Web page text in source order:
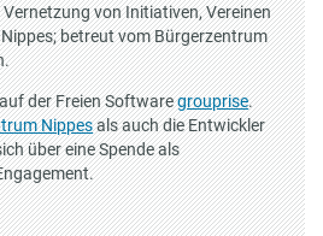
von Initiativen, Vereinen
betreut vom Bürgerzentrum
der Freien Softwaregrouprise.
Nippesals auch die Entwickler
über eine Spende als